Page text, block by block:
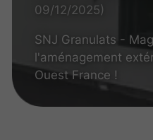
09/12/2025)
SNJ Granulats -
l'aménagement
Ouest France !